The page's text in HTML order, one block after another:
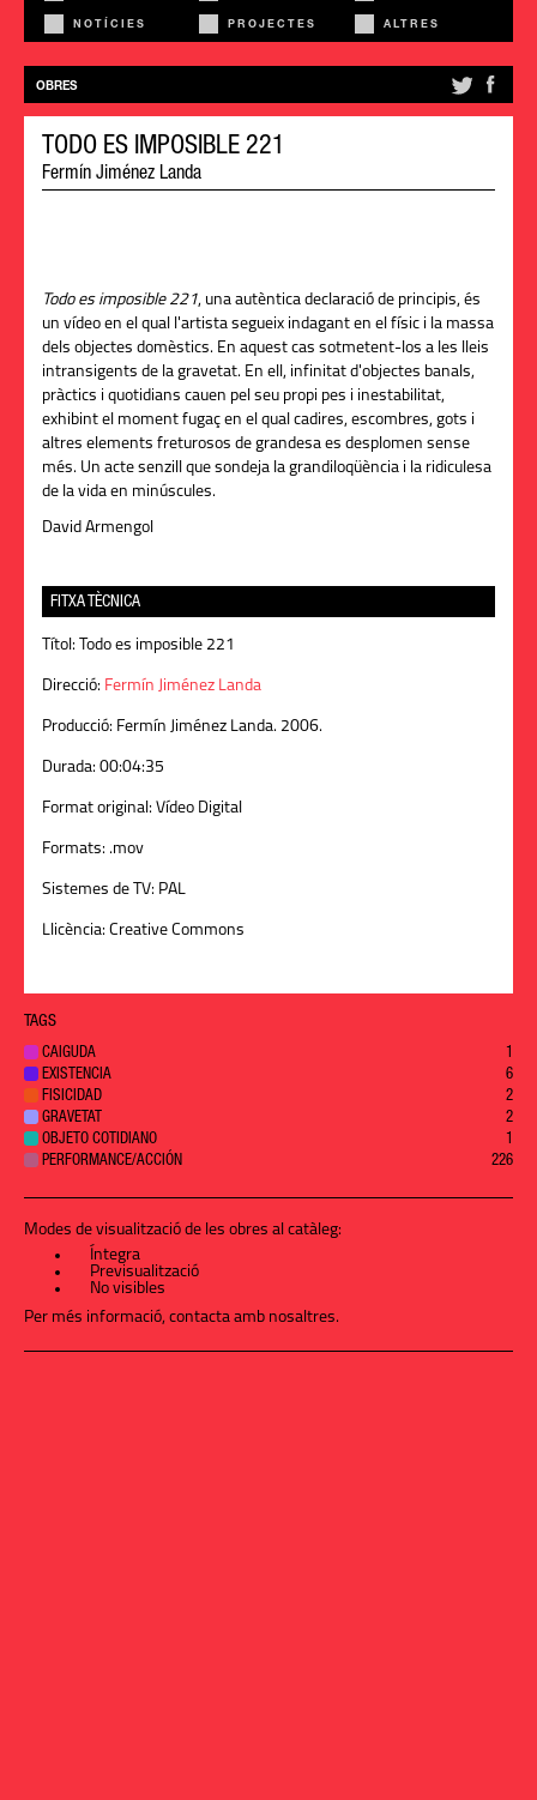
NOTÍCIES PROJECTES ALTRES
OBRES
TODO ES IMPOSIBLE 221
Fermín Jiménez Landa
Todo es imposible 221, una autèntica declaració de principis, és
un vídeo en el qual l'artista segueix indagant en el físic i la massa
dels objectes domèstics. En aquest cas sotmetent-los a les lleis
intransigents de la gravetat. En ell, infinitat d'objectes banals,
pràctics i quotidians cauen pel seu propi pes i inestabilitat,
exhibint el moment fugaç en el qual cadires, escombres, gots i
altres elements freturosos de grandesa es desplomen sense
més. Un acte senzill que sondeja la grandiloqüència i la ridiculesa
de la vida en minúscules.
David Armengol
FITXA TÈCNICA
Títol: Todo es imposible 221
Direcció: Fermín Jiménez Landa
Producció: Fermín Jiménez Landa. 2006.
Durada: 00:04:35
Format original: Vídeo Digital
Formats: .mov
Sistemes de TV: PAL
Llicència: Creative Commons
TAGS
CAIGUDA
1
EXISTENCIA
6
FISICIDAD
2
GRAVETAT
2
OBJETO COTIDIANO
1
PERFORMANCE/ACCIÓN
226
Modes de visualització de les obres al catàleg:
Íntegra
Previsualització
No visibles
Per més informació, contacta amb nosaltres.